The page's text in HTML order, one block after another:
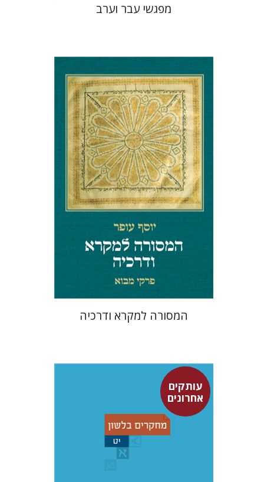
מפגשי עבר וערב
יוסף עופר
הנחת אתר ספר מודפס
$35
$32
המסורה למקרא ודרכיה
עותקים
אחרוניםיוחנן ברויאר